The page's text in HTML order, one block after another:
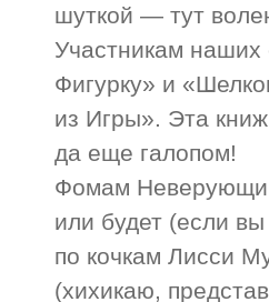
шуткой — тут
Участникам
Фигурку» и
из Игры». Эта
да еще галопом!
Фомам
или будет (если
по кочкам Лисси
(хихикаю,